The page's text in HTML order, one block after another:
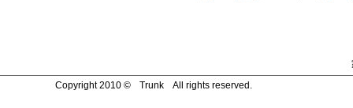
Copyright 2010 © Trunk All rights reserved.